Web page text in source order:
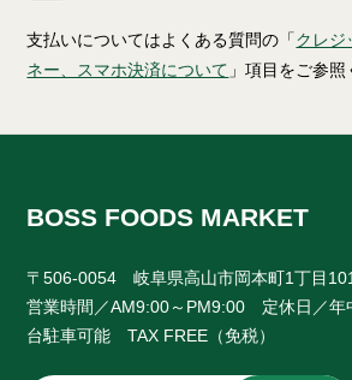
支払いについてはよくある質問の「クレジ
ネー、スマホ決済について 」項目をご参照
BOSS FOODS MARKET
〒506-0054 岐阜県高山市岡本町1丁目
営業時間／AM9:00～PM9:00 定休日／
台駐車可能 TAX FREE（免税）